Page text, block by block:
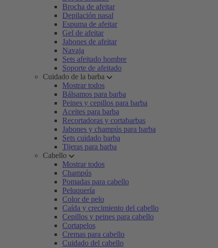
Brocha de afeitar
Depilación nasal
Espuma de afeitar
Gel de afeitar
Jabones de afeitar
Navaja
Sets afeitado hombre
Soporte de afeitado
Cuidado de la barba
Mostrar todos
Bálsamos para barba
Peines y cepillos para barba
Aceites para barba
Recortadoras y cortabarbas
Jabones y champús para barba
Sets cuidado barba
Tijeras para barba
Cabello
Mostrar todos
Champús
Pomadas para cabello
Peluquería
Color de pelo
Caída y crecimiento del cabello
Cepillos y peines para cabello
Cortapelos
Cremas para cabello
Cuidado del cabello